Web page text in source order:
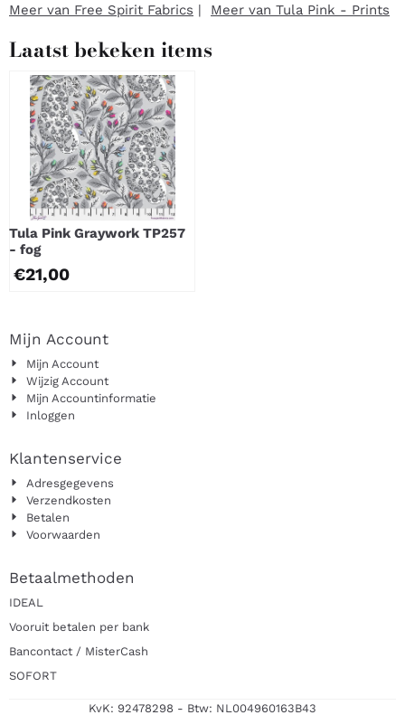
Meer van Free Spirit Fabrics | Meer van Tula Pink - Prints
Laatst bekeken items
Tula Pink Graywork TP257
- fog
€21,00
Mijn Account
Mijn Account
Wijzig Account
Mijn Accountinformatie
Inloggen
Klantenservice
Adresgegevens
Verzendkosten
Betalen
Voorwaarden
Betaalmethoden
IDEAL
Vooruit betalen per bank
Bancontact / MisterCash
SOFORT
KvK: 92478298 - Btw: NL004960163B43